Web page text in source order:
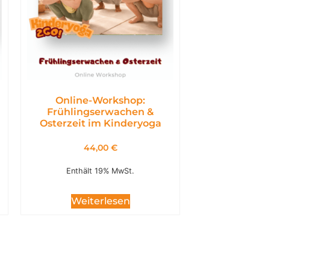
Online-Workshop:
Frühlingserwachen &
Osterzeit im Kinderyoga
44,00 €
Enthält 19% MwSt.
Weiterlesen